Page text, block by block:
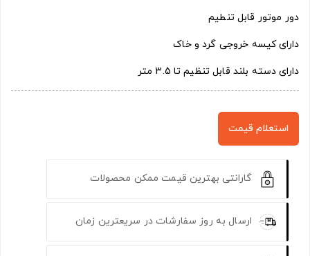
دور موتور قابل تنطیم
دارای کیسه خروجی گرد و خاک
دارای دسته بلند قابل تنظیم تا 3.5 متر
استعلام قیمت
گارانتی بهترین قیمت ممکن محصولات
ارسال به روز سفارشات در سریعترین زمان